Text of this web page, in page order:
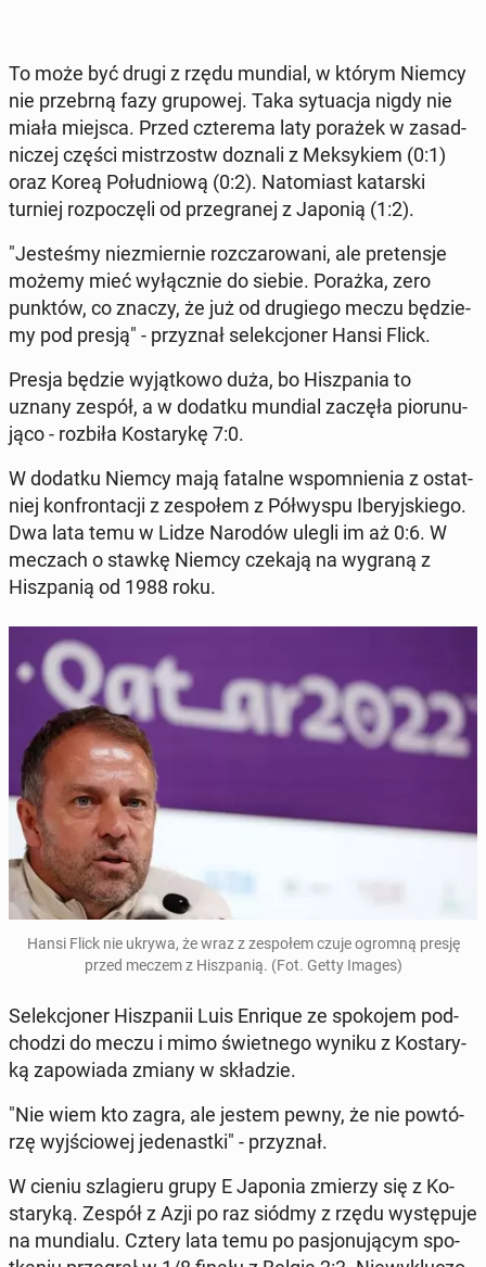
To może być drugi z rzędu mundial, w którym Niemcy
nie prze­brną fazy gru­po­wej. Taka sy­tu­acja nigdy nie
miała miejsca. Przed czte­re­ma laty porażek w za­sad­
ni­czej części mi­strzostw doznali z Mek­sy­kiem (0:1)
oraz Koreą Po­łu­dnio­wą (0:2). Na­to­miast ka­tar­ski
turniej roz­po­czę­li od prze­gra­nej z Japonią (1:2).
"Je­ste­śmy nie­zmier­nie roz­cza­ro­wa­ni, ale pre­ten­sje
możemy mieć wy­łącz­nie do siebie. Porażka, zero
punktów, co znaczy, że już od dru­gie­go meczu bę­dzie­
my pod presją" - przy­znał se­lek­cjo­ner Hansi Flick.
Presja będzie wy­jąt­ko­wo duża, bo Hisz­pa­nia to
uznany zespół, a w dodatku mundial zaczęła pio­ru­nu­
ją­co - rozbiła Ko­sta­ry­kę 7:0.
W dodatku Niemcy mają fatalne wspo­mnie­nia z ostat­
niej kon­fron­ta­cji z ze­spo­łem z Pół­wy­spu Ibe­ryj­skie­go.
Dwa lata temu w Lidze Narodów ulegli im aż 0:6. W
meczach o stawkę Niemcy czekają na wygraną z
Hisz­pa­nią od 1988 roku.
Hansi Flick nie ukrywa, że wraz z ze­spo­łem czuje ogromną presję
przed meczem z Hisz­pa­nią. (Fot. Getty Images)
Se­lek­cjo­ner Hisz­pa­nii Luis Enrique ze spo­ko­jem pod­
cho­dzi do meczu i mimo świet­ne­go wyniku z Ko­sta­ry­
ką za­po­wia­da zmiany w skła­dzie.
"Nie wiem kto zagra, ale jestem pewny, że nie po­wtó­
rzę wyj­ścio­wej je­de­nast­ki" - przy­znał.
W cieniu szla­gie­ru grupy E Japonia zmierzy się z Ko­
sta­ry­ką. Zespół z Azji po raz siódmy z rzędu wy­stę­pu­je
na mun­dia­lu. Cztery lata temu po pa­sjo­nu­ją­cym spo­